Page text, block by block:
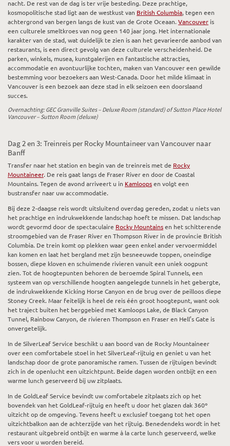
nacht. De rest van de dag is ter vrije besteding. Deze prachtige,
kosmopolitische stad ligt aan de westkust van British Columbia, tegen een
achtergrond van bergen langs de kust van de Grote Oceaan. Vancouver is
een culturele smeltkroes van nog geen 140 jaar jong. Het internationale
karakter van de stad, wat duidelijk te zien is aan het gevarieerde aanbod van
restaurants, is een direct gevolg van deze culturele verscheidenheid. De
parken, winkels, musea, kunstgalerijen en fantastische attracties,
accommodatie en avontuurlijke tochten, maken van Vancouver een gewilde
bestemming voor bezoekers aan West-Canada. Door het milde klimaat in
Vancouver is een bezoek aan deze stad in elk seizoen een doorslaand
succes.
Overnachting: GEC Granville Suites – Deluxe Room (standard) of Sutton Place Hotel
Vancouver – Sutton Room (deluxe)
Dag 2 en 3: Treinreis per Rocky Mountaineer van Vancouver naar
Banff
Transfer naar het station en begin van de treinreis met de Rocky
Mountaineer. De reis gaat langs de Fraser River en door de Coastal
Mountains. Tegen de avond arriveert u in Kamloopsen volgt een
bustransfer naar uw accommodatie.
Bij deze 2-daagse reis wordt uitsluitend overdag gereden, zodat u niets van
het prachtige en indrukwekkende landschap hoeft te missen. Dat landschap
wordt gevormd door de spectaculaire Rocky Mountainsen het schitterende
stroomgebied van de Fraser River en Thompson River in de provincie British
Columbia. De trein komt op plekken waar geen enkel ander vervoermiddel
kan komen en laat het bergland met zijn besneeuwde toppen, oneindige
bossen, diepe kloven en schuimende rivieren vanuit een uniek oogpunt
zien. Tot de hoogtepunten behoren de beroemde Spiral Tunnels, een
systeem van op verschillende hoogten aangelegde tunnels in het gebergte,
de indrukwekkende Kicking Horse Canyon en de brug over de peilloos diepe
Stoney Creek. Maar feitelijk is heel de reis één groot hoogtepunt, want ook
het traject buiten het berggebied met Kamloops Lake, de Black Canyon
Tunnel, Rainbow Canyon, de rivieren Thompson en Fraser en Hell’s Gate is
onvergetelijk.
In de SilverLeaf Service beschikt u aan boord van de Rocky Mountaineer
over een comfortabele stoel in het SilverLeaf-rijtuig en geniet u van het
landschap door de grote panoramische ramen. Tussen de rijtuigen bevindt
zich in de openlucht een uitzichtpunt. Beide dagen worden ontbijt en een
warme lunch geserveerd bij uw zitplaats.
In de GoldLeaf Service bevindt uw comfortabele zitplaats zich op het
bovendek van het GoldLeaf-rijtuig en heeft u door het glazen dak 360º
uitzicht op de omgeving. Tevens heeft u exclusief toegang tot het open
uitzichtbalkon aan de achterzijde van het rijtuig. Benedendeks wordt in het
restaurant uitgebreid ontbijt en warme à la carte lunch geserveerd, welke
vers voor u worden bereid.